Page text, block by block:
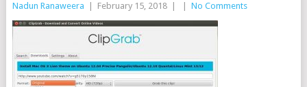
Nadun Ranaweera February 15, 2018 No Comments